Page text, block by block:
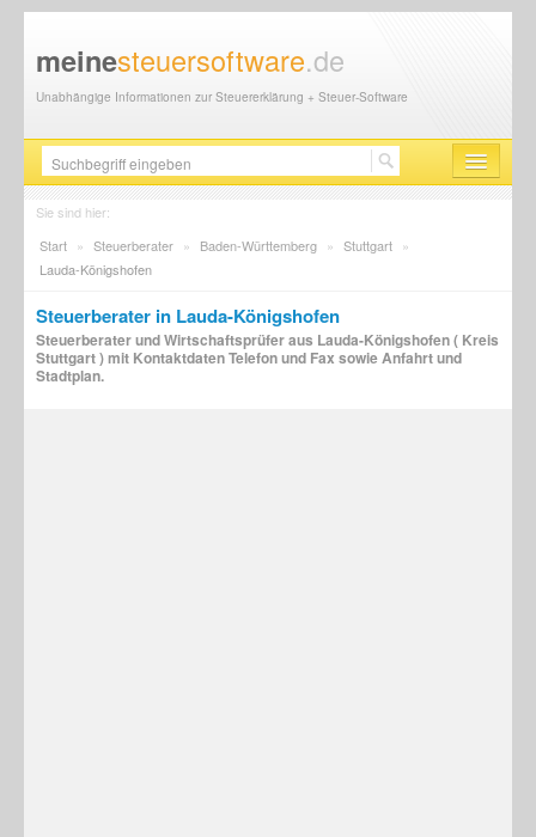
meinesteuersoftware.de
Unabhängige Informationen zur Steuererklärung + Steuer-Software
Steuersoftware
Steuererklärung
Finanzamt
Sie sind hier:
Start » Steuerberater » Baden-Württemberg » Stuttgart »
Lauda-Königshofen
Steuerberater in Lauda-Königshofen
Steuerberater und Wirtschaftsprüfer aus Lauda-Königshofen ( Kreis
Stuttgart ) mit Kontaktdaten Telefon und Fax sowie Anfahrt und
Stadtplan.